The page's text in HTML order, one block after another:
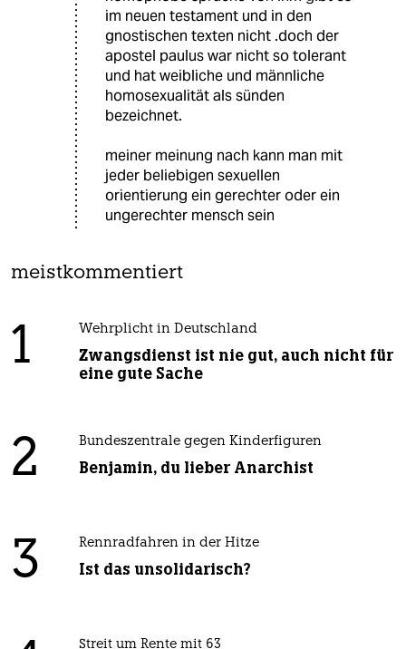
im neuen testament und in den
gnostischen texten nicht .doch der
apostel paulus war nicht so tolerant
und hat weibliche und männliche
homosexualität als sünden
bezeichnet.
meiner meinung nach kann man mit
jeder beliebigen sexuellen
orientierung ein gerechter oder ein
ungerechter mensch sein
meistkommentiert
1 Wehrplicht in Deutschland
Zwangsdienst ist nie gut, auch nicht für
eine gute Sache
2 Bundeszentrale gegen Kinderfiguren
Benjamin, du lieber Anarchist
3 Rennradfahren in der Hitze
Ist das unsolidarisch?
Streit um Rente mit 63